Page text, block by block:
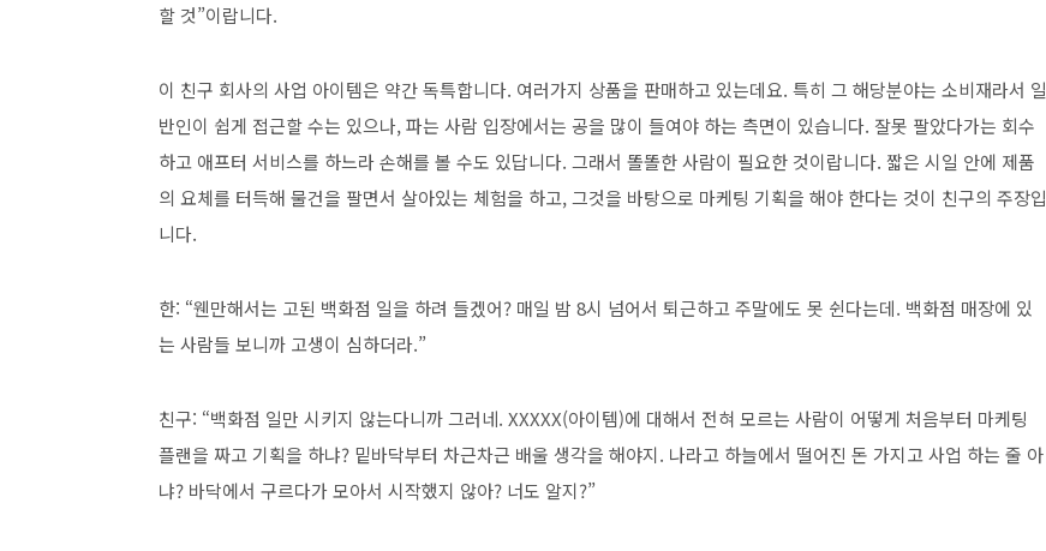
할 것”이랍니다.
이 친구 회사의 사업 아이템은 약간 독특합니다. 여러가지 상품을 판매하고 있는데요. 특히 그 해당분야는 소비재라서 일
반인이 쉽게 접근할 수는 있으나, 파는 사람 입장에서는 공을 많이 들여야 하는 측면이 있습니다. 잘못 팔았다가는 회수
하고 애프터 서비스를 하느라 손해를 볼 수도 있답니다. 그래서 똘똘한 사람이 필요한 것이랍니다. 짧은 시일 안에 제품
의 요체를 터득해 물건을 팔면서 살아있는 체험을 하고, 그것을 바탕으로 마케팅 기획을 해야 한다는 것이 친구의 주장입
니다.
한: “웬만해서는 고된 백화점 일을 하려 들겠어? 매일 밤 8시 넘어서 퇴근하고 주말에도 못 쉰다는데. 백화점 매장에 있
는 사람들 보니까 고생이 심하더라.”
친구: “백화점 일만 시키지 않는다니까 그러네. XXXXX(아이템)에 대해서 전혀 모르는 사람이 어떻게 처음부터 마케팅
플랜을 짜고 기획을 하냐? 밑바닥부터 차근차근 배울 생각을 해야지. 나라고 하늘에서 떨어진 돈 가지고 사업 하는 줄 아
냐? 바닥에서 구르다가 모아서 시작했지 않아? 너도 알지?”